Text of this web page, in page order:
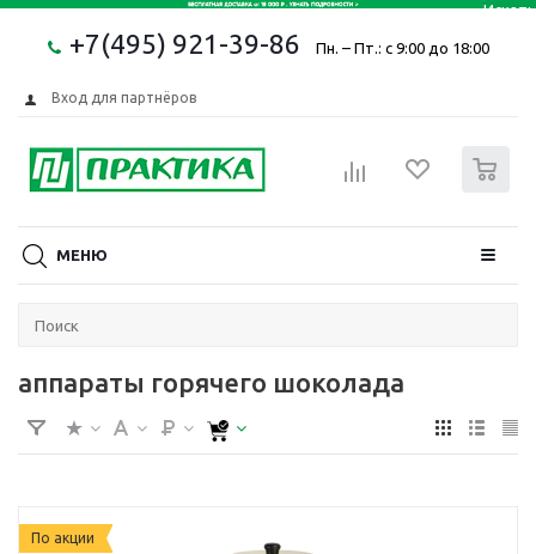
+7(495) 921-39-86 Пн. – Пт.: с 9:00 до 18:00
Вход для партнёров
МЕНЮ
аппараты горячего шоколада
По акции